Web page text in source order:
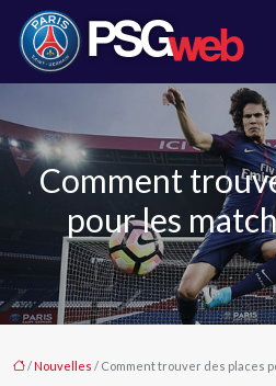
Comment
pour les
/Nouvelles / Comment trouver des places